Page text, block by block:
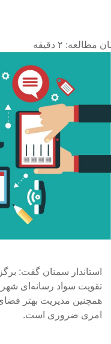
مطالعه: ۲ دقیقه
استاندار سمنان گفت:
تقویت سواد رسانه‌ای
همچنین مدیریت بهتر
امری ضروری است.